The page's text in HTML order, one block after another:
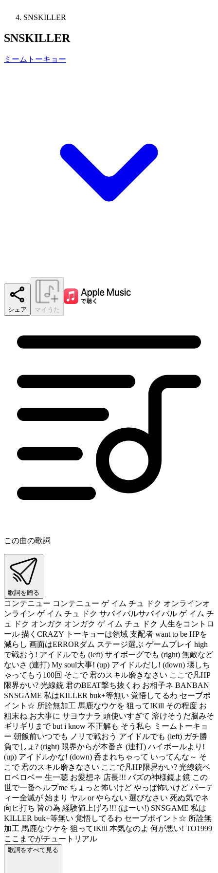
SNSKILLER
SNSKILLER
ミームトーキョー
シェア マイうた
この曲の歌詞
歌詞を贈る
コンテニュー コンテニュー ゲ イム チュ ドク オンラインオ
ンライン ゲ イム チュ ドク サバイバルサバイバル ゲ イム チ
ュ ドク オンガク オンガク ゲ イム チュ ドク 人生をコントロ
ール 描くCRAZY トーキョーは領域 支配者 want to be HPを
減らし 画面はERRORダム ステージ選ぶ ゲームプレイ high
で戦おう! アイドルでも (left) サイボーグでも (right) 無敵など
ないさ (連打) My soul大事! (up) アイドルだし! (down) 壊しち
ゃってもう100回 そこで 君のスキル磨きなさい ここで凡HP
限界かい? 光線銃 君のBEAT撃ち抜くわ お相子ネ BANBAN
SNSGAME 私はKILLER buk+等無い 覚悟してるわ セーブポ
イント☆ 所詮無加工 馬鹿なウケを 狙ってIKill その程度 お
粗末ね お大事に サヨウナラ 頭使いすぎて 溶けそうだ脳みそ
ギリギリまで but i know 不正解も そう私ら ミームトーキョ
ー 朝飯前いつでも ノリで戦おう アイドルでも (left) ガチ勝
負でしょ? (right) 限界からが本番さ (連打) ハイボールより!
(up) アイドルかな! (down) 呑まれちゃって いってんな～ そ
こで 君のスキル磨きなさい ここで凡HP限界かい? 光線銃ベ
ロベロベー 生一聴 お愛想ネ 店長!!! バズの神様鏡よ鏡 この
世で一番ヘルプme ちょっと怖いけど やっぱ怖いけど パーテ
ィー全滅が 始まり ヤル or やらない 選びなさい 死ぬ気でネ
向ヒ打ち 皆の為 経験値上げろ!!! (はーい!) SNSGAME 私は
KILLER buk+等無い 覚悟してるわ セーブポイント☆ 所詮無
加工 馬鹿なウケを 狙ってIKill 本気なのよ 何が悪い! TO1999
ここまでがチュートリアル
歌詞をすべて見る